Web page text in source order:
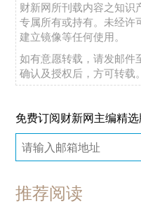
财新网所刊载内容之知识
专属所有或持有。未经许
建立镜像等任何使用。
如有意愿转载，请发邮件
确认及授权后，方可转载。
免费订阅财新网主编精
推荐阅读